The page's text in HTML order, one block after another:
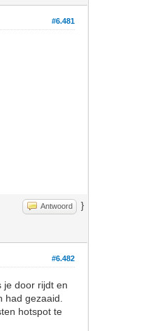
#6.481
Antwoord }
#6.482
je door rijdt en
gezaaid.
hotspot te